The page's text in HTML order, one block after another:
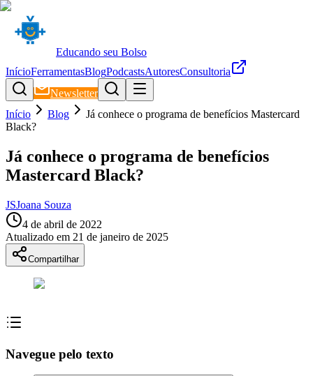
Educando seu Bolso
InícioFerramentasBlogPodcastsAutoresConsultoria
Newsletter
Início
Blog
Já conhece o programa de benefícios Mastercard
Black?
Já conhece o programa de benefícios
Mastercard Black?
JSJoana Souza
4 de abril de 2022
Atualizado em 21 de janeiro de 2025
Compartilhar
Navegue pelo texto